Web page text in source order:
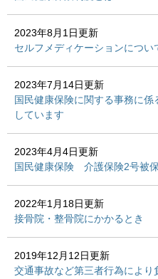
2023年8月1日更新
セルフメディケーションについ
2023年7月14日更新
国民健康保険に関する事務に
しています
2023年4月4日更新
国民健康保険 介護保険2号被
2022年1月18日更新
接骨院・整骨院にかかるとき
2019年12月12日更新
交通事故など第三者行為によ